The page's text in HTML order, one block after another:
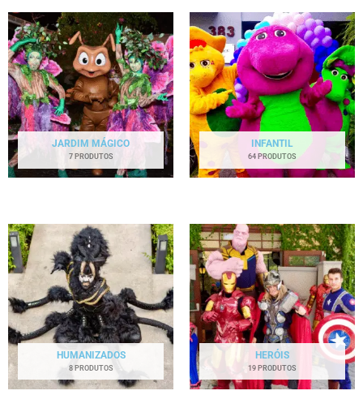
JARDIM MÁGICO
7 PRODUTOS
INFANTIL
64 PRODUTOS
HUMANIZADOS
8 PRODUTOS
HERÓIS
19 PRODUTOS